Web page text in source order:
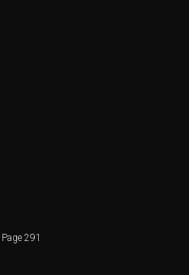
Page 291